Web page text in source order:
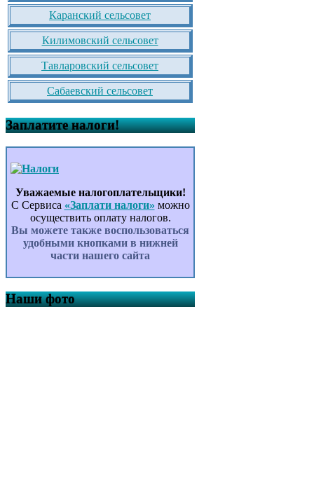
Каранский сельсовет
Килимовский сельсовет
Тавларовский сельсовет
Сабаевский сельсовет
Заплатите налоги!
Уважаемые налогоплательщики!
С Сервиса «Заплати налоги» можно
осуществить оплату налогов.
Вы можете также воспользоваться
удобными кнопками в нижней
части нашего сайта
Наши фото